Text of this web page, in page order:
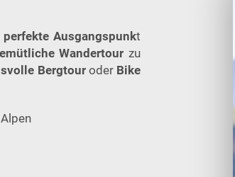
perfekte Ausgangspunkt
Wandertourzu
Bergtouroder Bike